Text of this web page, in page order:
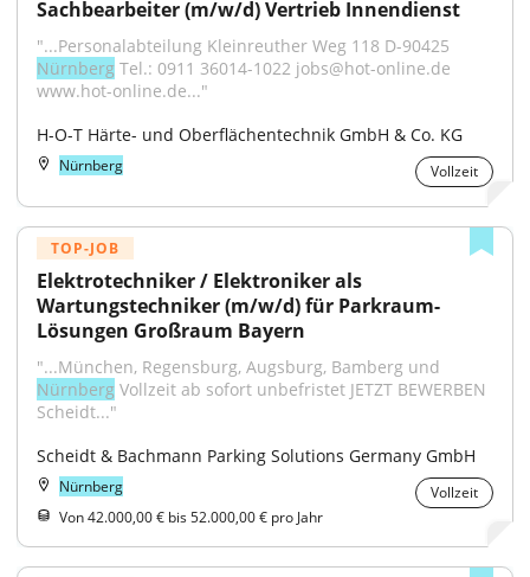
Sachbearbeiter (m/w/d) Vertrieb Innendienst
Nürnberg Tel.: 0911 36014-1022 jobs@hot-online.de
www.hot-online.de..."
H-O-T Härte- und Oberflächentechnik GmbH & Co. KG
Nürnberg Vollzeit
TOP-JOB
Elektrotechniker / Elektroniker als
Wartungstechniker (m/w/d) für Parkraum-
Lösungen Großraum Bayern
Nürnberg Vollzeit ab sofort unbefristet JETZT BEWERBEN
Scheidt..."
Scheidt & Bachmann Parking Solutions Germany GmbH
Nürnberg
Vollzeit
Von 42.000,00 € bis 52.000,00 € pro Jahr